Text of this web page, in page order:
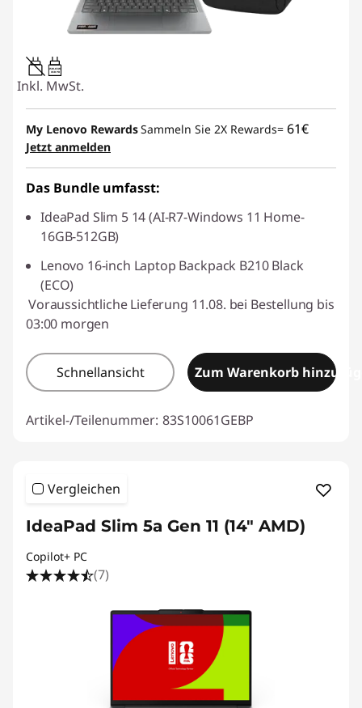
45W-65W
USB PD
Inkl. MwSt.
My Lenovo RewardsSammeln Sie 2X Rewards= 61€
Jetzt anmelden
Das Bundle umfasst:
IdeaPad Slim 5 14 (AI-R7-Windows 11 Home-
16GB-512GB)
Lenovo 16-inch Laptop Backpack B210 Black
(ECO)
Voraussichtliche Lieferung 11.08. bei Bestellung bis
03:00 morgen
Schnellansicht Zum Warenkorb
Artikel-/Teilenummer: 83S10061GEBP
Vergleichen
IdeaPad Slim 5a Gen 11 (14" AMD)
Copilot+ PC
(7)